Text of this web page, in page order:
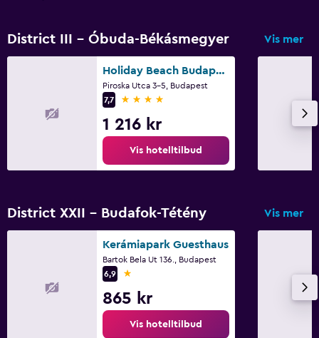
Garderobe eller skap
Safe for bærbar datamaskin
Familievennlig
Babysenger tilgjengelig
District III - Óbuda-Békásmegyer Vis mer
Holiday Beach Budapest Hotel
Piroska Utca 3-5, Budapest
7,7
4 stjerner
1 216 kr
Vis hotelltilbud
District XXII - Budafok-Tétény Vis mer
Kerámiapark Guesthaus
Bartok Bela Ut 136., Budapest
6,9
1 stjerne
865 kr
Vis hotelltilbud